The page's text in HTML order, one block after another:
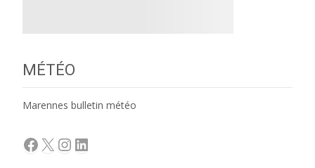
MÉTÉO
Marennes bulletin météo
Facebook
X Instagram
LinkedIn